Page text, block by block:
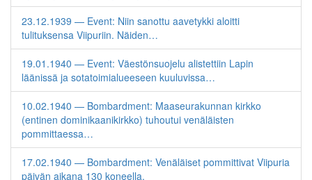
23.12.1939 — Event: Niin sanottu aavetykki aloitti
tulituksensa Viipuriin. Näiden…
19.01.1940 — Event: Väestönsuojelu alistettiin Lapin
läänissä ja sotatoimialueeseen kuuluvissa…
10.02.1940 — Bombardment: Maaseurakunnan kirkko
(entinen dominikaanikirkko) tuhoutui venäläisten
pommittaessa…
17.02.1940 — Bombardment: Venäläiset pommittivat Viipuria
päivän aikana 130 koneella.